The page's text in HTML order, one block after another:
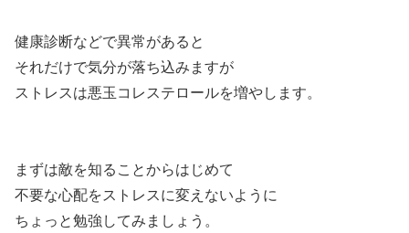
健康診断などで異常があると
それだけで気分が落ち込みますが
ストレスは悪玉コレステロールを増やします。
まずは敵を知ることからはじめて
不要な心配をストレスに変えないように
ちょっと勉強してみましょう。